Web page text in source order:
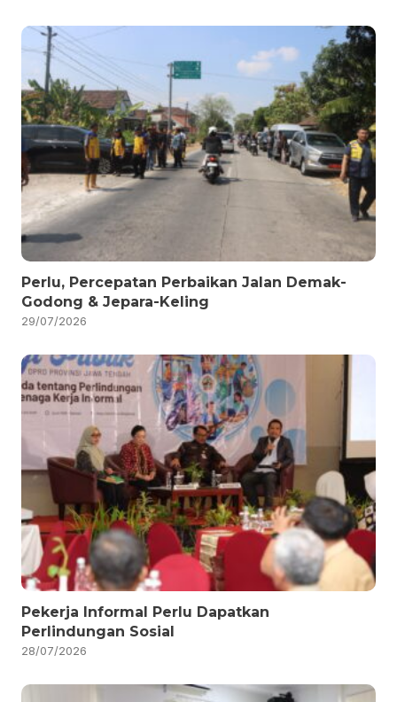
Perlu, Percepatan Perbaikan Jalan Demak-
Godong & Jepara-Keling
29/07/2026
Pekerja Informal Perlu Dapatkan
Perlindungan Sosial
28/07/2026